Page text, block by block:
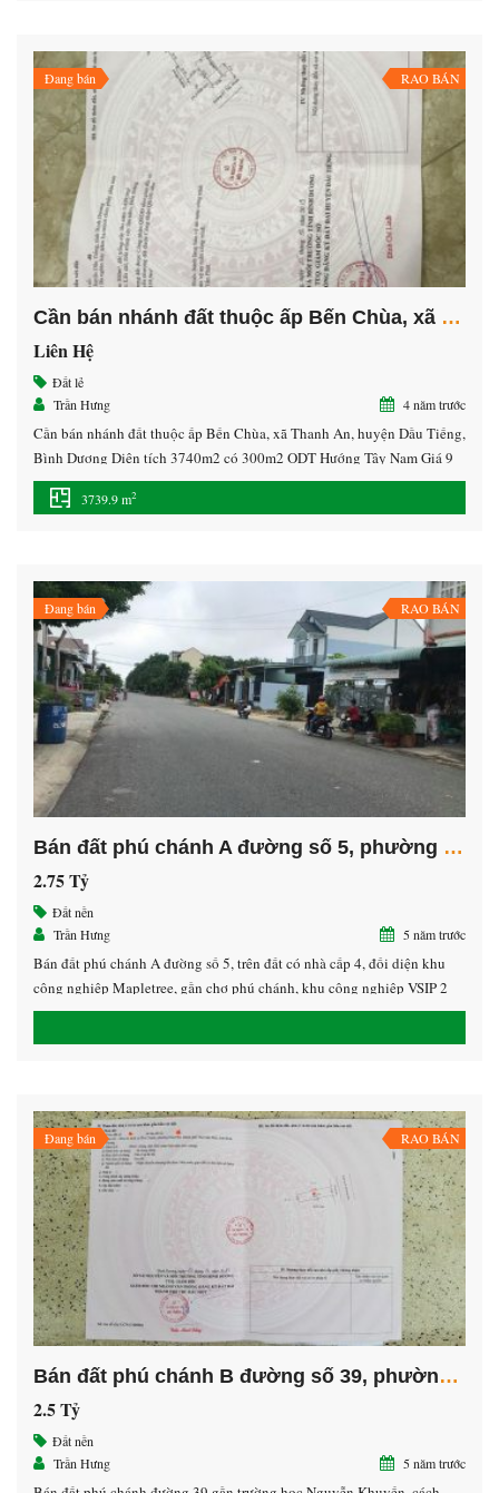
Đang bán RAO BÁN
Cần bán nhánh đất thuộc ấp Bến Chùa, xã Thanh An, huyện Dầu Tiếng, Bình Dương
Liên Hệ
Đất lẻ
Trần Hưng
4 năm trước
Cần bán nhánh đất thuộc ấp Bến Chùa, xã Thanh An, huyện Dầu Tiếng,
Bình Dương Diện tích 3740m2 có 300m2 ODT Hướng Tây Nam Giá 9
tỷ Zalo 0938532572 Hưng giáp chủ
3739.9 m2
Đang bán RAO BÁN
Bán đất phú chánh A đường số 5, phường Hòa Phú, Thành phố Thủ Dầu Một, Bình Dương
2.75 Tỷ
Đất nền
Trần Hưng
5 năm trước
Bán đất phú chánh A đường số 5, trên đất có nhà cấp 4, đối diện khu
công nghiệp Mapletree, gần chợ phú chánh, khu công nghiệp VSIP 2
mở rộng – Diện tích 113m2 – Hướng Tây Nam LH 0908.478.678 Hưng
Đang bán RAO BÁN
Bán đất phú chánh B đường số 39, phường Hòa Phú, Thành Phố Thủ Dầu Một, Bình Dương
2.5 Tỷ
Đất nền
Trần Hưng
5 năm trước